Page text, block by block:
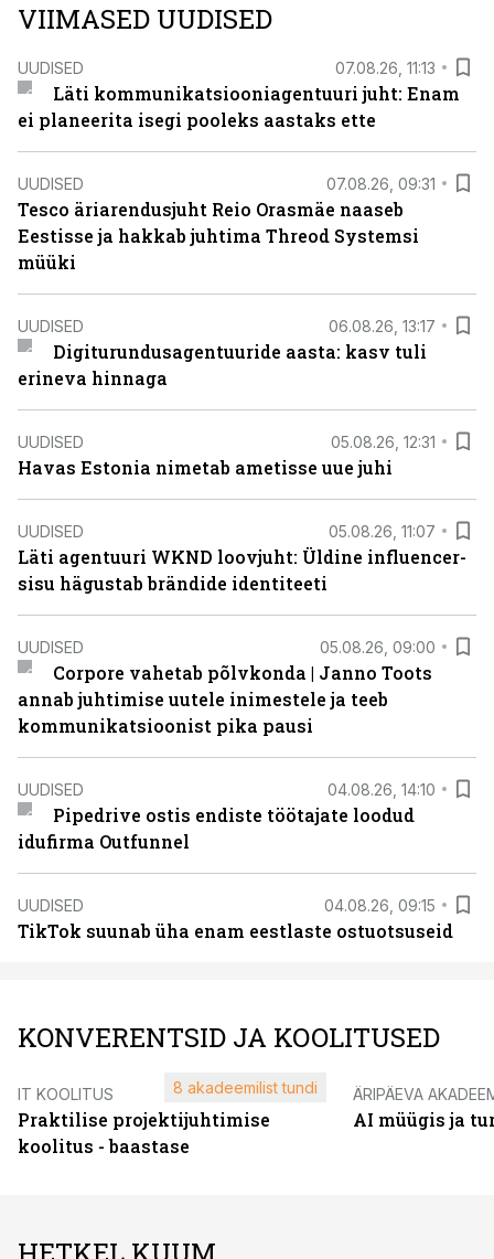
VIIMASED UUDISED
UUDISED 07.08.26, 11:13
Läti kommunikatsiooniagentuuri juht: Enam
ei planeerita isegi pooleks aastaks ette
UUDISED 07.08.26, 09:31
Tesco äriarendusjuht Reio Orasmäe naaseb
Eestisse ja hakkab juhtima Threod Systemsi
müüki
UUDISED 06.08.26, 13:17
Digiturundusagentuuride aasta: kasv tuli
erineva hinnaga
UUDISED 05.08.26, 12:31
Havas Estonia nimetab ametisse uue juhi
UUDISED 05.08.26, 11:07
Läti agentuuri WKND loovjuht: Üldine influencer-
sisu hägustab brändide identiteeti
UUDISED 05.08.26, 09:00
Corpore vahetab põlvkonda | Janno Toots
annab juhtimise uutele inimestele ja teeb
kommunikatsioonist pika pausi
UUDISED 04.08.26, 14:10
Pipedrive ostis endiste töötajate loodud
idufirma Outfunnel
UUDISED 04.08.26, 09:15
TikTok suunab üha enam eestlaste ostuotsuseid
KONVERENTSID JA KOOLITUSED
IT KOOLITUS
Praktilise projektijuhtimise
koolitus - baastase
8 akadeemilist tundi ÄRIPÄEVA
AI müügis ja